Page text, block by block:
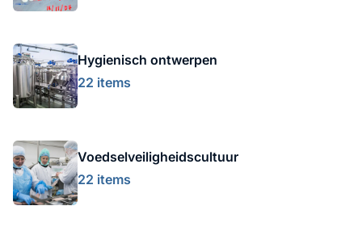
Hygienisch ontwerpen
22 items
Voedselveiligheidscultuur
22 items